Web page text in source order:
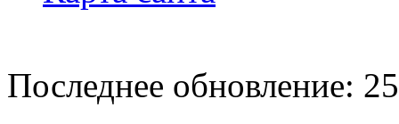
Последнее обновление: